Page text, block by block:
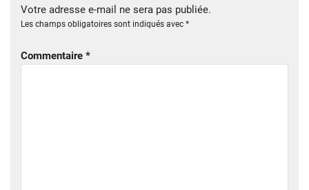
Votre adresse e-mail ne sera pas publiée.
Les champs obligatoires sont indiqués avec *
Commentaire *